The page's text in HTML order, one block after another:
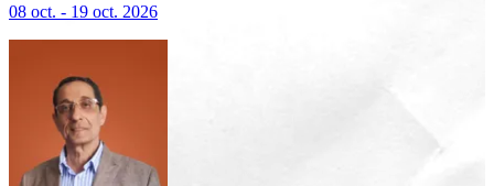
08 oct. - 19 oct. 2026